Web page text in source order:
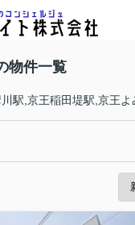
物件一覧